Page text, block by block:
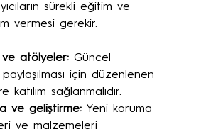
sürekli eğitim ve
vermesi gerekir.
ve atölyeler: Güncel
için düzenlenen
katılım sağlanmalıdır.
ve geliştirme: Yeni koruma
ve malzemeleri